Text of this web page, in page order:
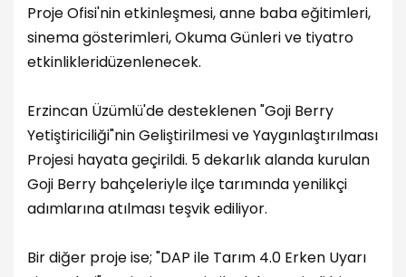
Proje Ofisi'nin etkinleşmesi, anne baba eğitimleri,
sinema gösterimleri, Okuma Günleri ve tiyatro
etkinlikleridüzenlenecek.
Erzincan Üzümlü'de desteklenen "Goji Berry
Yetiştiriciliği"nin Geliştirilmesi ve Yaygınlaştırılması
Projesi hayata geçirildi. 5 dekarlık alanda kurulan
Goji Berry bahçeleriyle ilçe tarımında yenilikçi
adımlarına atılması teşvik ediliyor.
Bir diğer proje ise; "DAP ile Tarım 4.0 Erken Uyarı